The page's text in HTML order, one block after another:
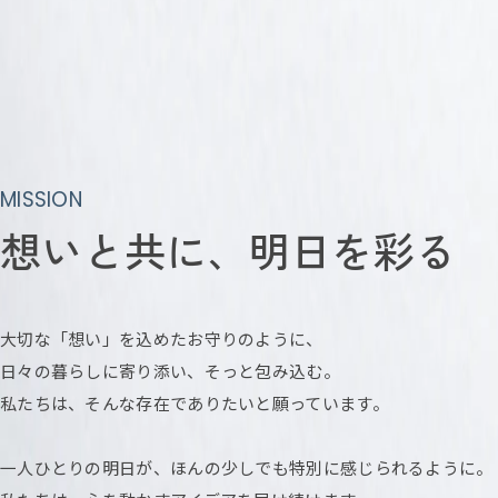
MISSION
想いと共に、明日を彩る
大切な「想い」を込めたお守りのように、
日々の暮らしに寄り添い、そっと包み込む。
私たちは、そんな存在でありたいと願っています。
一人ひとりの明日が、ほんの少しでも特別に感じられるように。